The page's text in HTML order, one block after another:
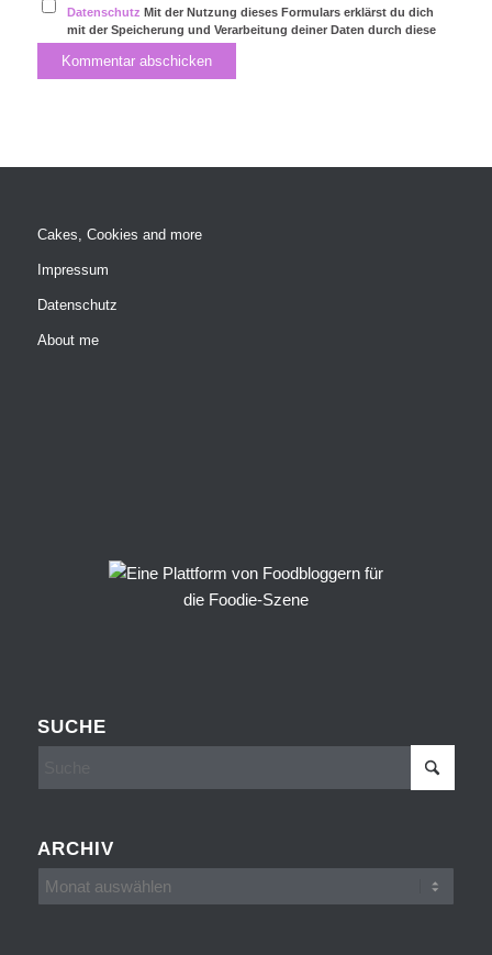
Datenschutz Mit der Nutzung dieses Formulars erklärst du dich
mit der Speicherung und Verarbeitung deiner Daten durch diese
Website einverstanden.
Cakes, Cookies and more
Impressum
Datenschutz
About me
SUCHE
ARCHIV